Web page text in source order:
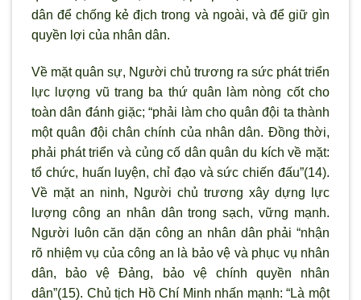
dân để chống kẻ địch trong và ngoài, và để giữ gìn
quyền lợi của nhân dân.
Về mặt quân sự, Người chủ trương ra sức phát triển
lực lượng vũ trang ba thứ quân làm nòng cốt cho
toàn dân đánh giặc; “phải làm cho quân đội ta thành
một quân đội chân chính của nhân dân. Đồng thời,
phải phát triển và củng cố dân quân du kích về mặt:
tổ chức, huấn luyện, chỉ đạo và sức chiến đấu”(14).
Về mặt an ninh, Người chủ trương xây dựng lực
lượng công an nhân dân trong sạch, vững mạnh.
Người luôn căn dặn công an nhân dân phải “nhận
rõ nhiệm vụ của công an là bảo vệ và phục vụ nhân
dân, bảo vệ Đảng, bảo vệ chính quyền nhân
dân”(15). Chủ tịch Hồ Chí Minh nhấn mạnh: “Là một